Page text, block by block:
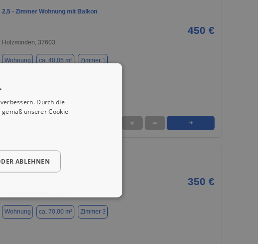
2,5 - Zimmer Wohnung mit Balkon
450 €
Holzminden, 37603
Wohnung ca. 48,05 m² Zimmer 1
★ ➦ ➜
3 Zimmer im OG
350 €
Wohnung ca. 70,00 m² Zimmer 3
Durch die
unserer Cookie-
ABLEHNEN